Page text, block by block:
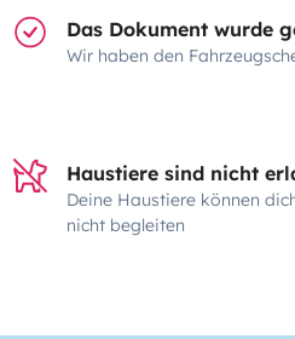
Das Dokument wurde
Wir haben den
Haustiere sind nicht
Deine Haustiere können
nicht begleiten